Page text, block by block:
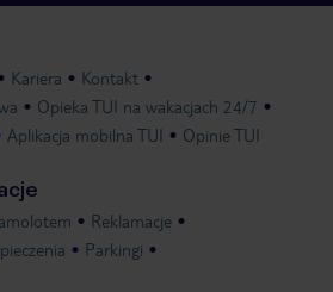
Kariera
Kontakt
Opieka TUI na wakacjach 24/7
Aplikacja mobilna TUI Opinie TUI
Reklamacje
Parkingi